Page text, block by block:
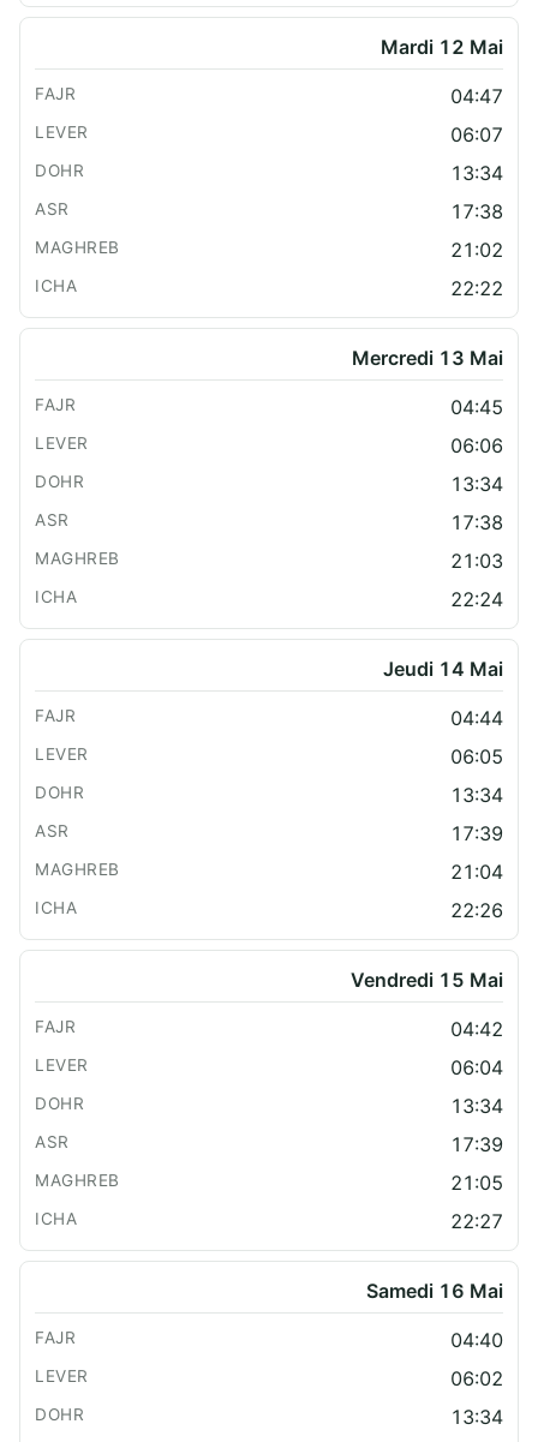
Mardi 12 Mai
04:47
06:07
13:34
17:38
21:02
22:22
Mercredi 13 Mai
04:45
06:06
13:34
17:38
21:03
22:24
Jeudi 14 Mai
04:44
06:05
13:34
17:39
21:04
22:26
Vendredi 15 Mai
04:42
06:04
13:34
17:39
21:05
22:27
Samedi 16 Mai
04:40
06:02
13:34